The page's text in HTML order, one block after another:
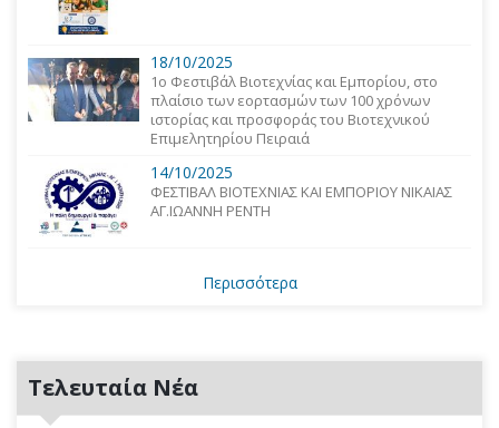
18/10/2025
1o Φεστιβάλ Βιοτεχνίας και Εμπορίου, στο
πλαίσιο των εορτασμών των 100 χρόνων
ιστορίας και προσφοράς του Βιοτεχνικού
Επιμελητηρίου Πειραιά
14/10/2025
ΦΕΣΤΙΒΑΛ ΒΙΟΤΕΧΝΙΑΣ ΚΑΙ ΕΜΠΟΡΙΟΥ ΝΙΚΑΙΑΣ
ΑΓ.ΙΩΑΝΝΗ ΡΕΝΤΗ
Περισσότερα
Τελευταία Νέα